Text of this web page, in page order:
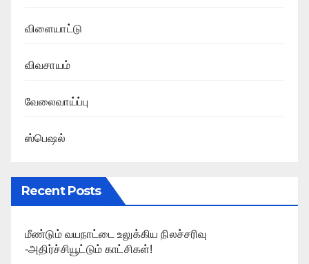
விளையாட்டு
விவசாயம்
வேலைவாய்ப்பு
ஸ்பெஷல்
Recent Posts
மீண்டும் வயநாட்டை உலுக்கிய நிலச்சரிவு
-அதிர்ச்சியூட்டும் காட்சிகள்!